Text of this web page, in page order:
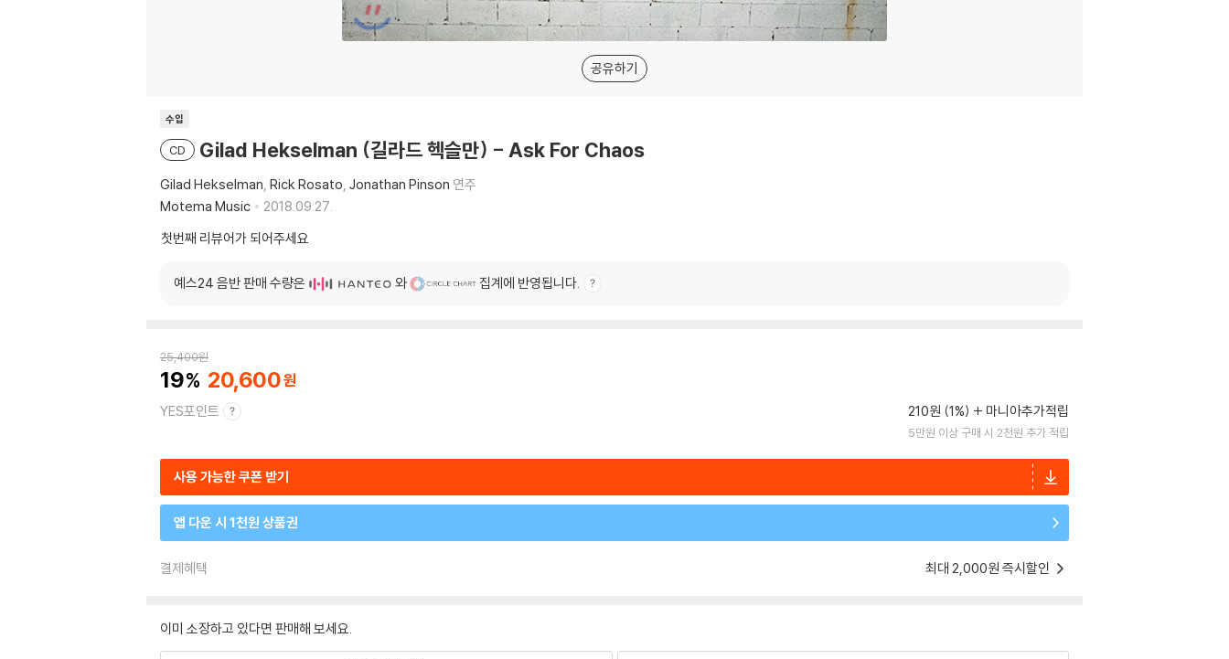
공유하기
수입
CD Gilad Hekselman (길라드 헥슬만) - Ask For Chaos
Gilad Hekselman Rick Rosato Jonathan Pinson 연주
Motema Music
2018.09.27.
첫번째 리뷰어가 되어주세요
예스24 음반 판매 수량은 와 집계에 반영됩니다.
25,400원
19 20,600
YES포인트 210원 (1%) 마니아추가적립
5만원 이상 구매 시 2천원 추가 적립
사용 가능한 쿠폰 받기
앱 다운 시 1천원 상품권
결제혜택 최대 2,000원 즉시할인
이미 소장하고 있다면 판매해 보세요.